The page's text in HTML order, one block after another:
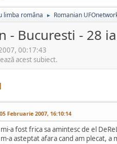
limba româna ► Romanian
- Bucuresti - 28
00:17:43
acest subiect.
05 Februarie 2007, 16:10:14
mi-a fost frica sa amintesc de el
m-a asteptat afara cand am plecat, a